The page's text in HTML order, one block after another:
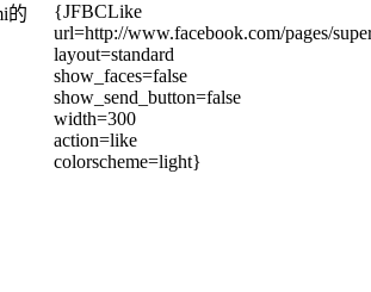
的
{JFBCLike
url=http://www.facebook.com/pages/
layout=standard
show_faces=false
show_send_button=false
width=300
action=like
colorscheme=light}